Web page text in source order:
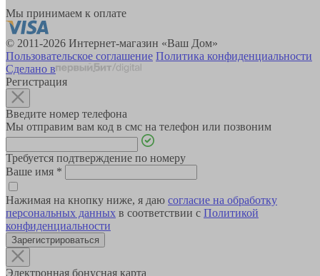
Мы принимаем к оплате
© 2011-2026 Интернет-магазин «Ваш Дом»
Пользовательское соглашение Политика конфиденциальности
Сделано в
Регистрация
Введите номер телефона
Мы отправим вам код в смс на телефон или позвоним
Требуется подтверждение по номеру
Ваше имя *
Нажимая на кнопку ниже, я даю согласие на обработку
персональных данных в соответствии с Политикой
конфиденциальности
Зарегистрироваться
Электронная бонусная карта